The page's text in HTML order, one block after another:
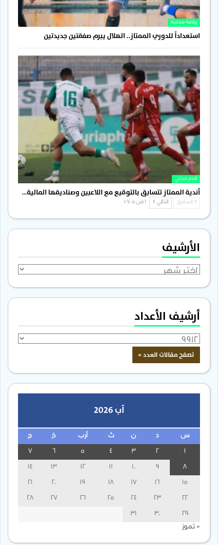
رياضة محلية
استعداداً للدوري الممتاز.. الهلال يبرم صفقتين جديدتين
قدم محلي
أندية الممتاز تتسابق بالتوقيع مع اللاعبين وصناديقها المالية…
السابق التالي
الأرشيف
الأرشيف
أرشيف الأعداد
آب 2026
س ن ث أرب خ ج
3
13
14
15
16
17
18
19
20
21
22
23
24
25
26
27
28
29
30
31
« تموز